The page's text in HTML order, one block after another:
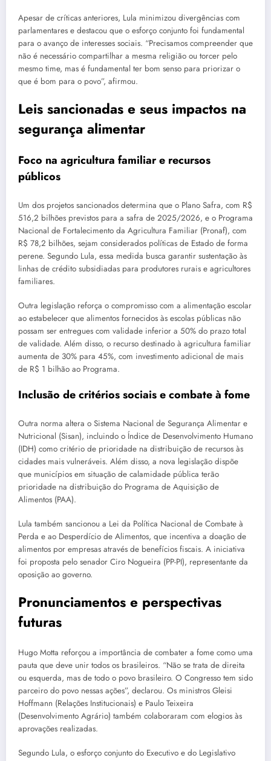
Apesar de críticas anteriores, Lula minimizou divergências com
parlamentares e destacou que o esforço conjunto foi fundamental
para o avanço de interesses sociais. “Precisamos compreender que
não é necessário compartilhar a mesma religião ou torcer pelo
mesmo time, mas é fundamental ter bom senso para priorizar o
que é bom para o povo”, afirmou.
Leis sancionadas e seus impactos na
segurança alimentar
Foco na agricultura familiar e recursos
públicos
Um dos projetos sancionados determina que o Plano Safra, com R$
516,2 bilhões previstos para a safra de 2025/2026, e o Programa
Nacional de Fortalecimento da Agricultura Familiar (Pronaf), com
R$ 78,2 bilhões, sejam considerados políticas de Estado de forma
perene. Segundo Lula, essa medida busca garantir sustentação às
linhas de crédito subsidiadas para produtores rurais e agricultores
familiares.
Outra legislação reforça o compromisso com a alimentação escolar
ao estabelecer que alimentos fornecidos às escolas públicas não
possam ser entregues com validade inferior a 50% do prazo total
de validade. Além disso, o recurso destinado à agricultura familiar
aumenta de 30% para 45%, com investimento adicional de mais
de R$ 1 bilhão ao Programa.
Inclusão de critérios sociais e combate à fome
Outra norma altera o Sistema Nacional de Segurança Alimentar e
Nutricional (Sisan), incluindo o Índice de Desenvolvimento Humano
(IDH) como critério de prioridade na distribuição de recursos às
cidades mais vulneráveis. Além disso, a nova legislação dispõe
que municípios em situação de calamidade pública terão
prioridade na distribuição do Programa de Aquisição de
Alimentos (PAA).
Lula também sancionou a Lei da Política Nacional de Combate à
Perda e ao Desperdício de Alimentos, que incentiva a doação de
alimentos por empresas através de benefícios fiscais. A iniciativa
foi proposta pelo senador Ciro Nogueira (PP-PI), representante da
oposição ao governo.
Pronunciamentos e perspectivas
futuras
Hugo Motta reforçou a importância de combater a fome como uma
pauta que deve unir todos os brasileiros. “Não se trata de direita
ou esquerda, mas de todo o povo brasileiro. O Congresso tem sido
parceiro do povo nessas ações”, declarou. Os ministros Gleisi
Hoffmann (Relações Institucionais) e Paulo Teixeira
(Desenvolvimento Agrário) também colaboraram com elogios às
aprovações realizadas.
Segundo Lula, o esforço conjunto do Executivo e do Legislativo